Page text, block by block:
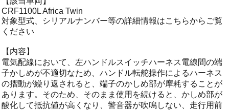
CRF1100L Africa Twin
対象型式、シリアルナンバー等の詳細情報はこちらからご覧
ください
【内容】
電気配線において、左ハンドルスイッチハーネス電線間の端
子かしめが不適切なため、ハンドル転舵操作によるハーネス
の摺動が繰り返されると、端子のかしめ部が摩耗することが
あります。そのため、そのまま使用を続けると、かしめ部が
酸化して抵抗値が高くなり、警音器が吹鳴しない、走行用前